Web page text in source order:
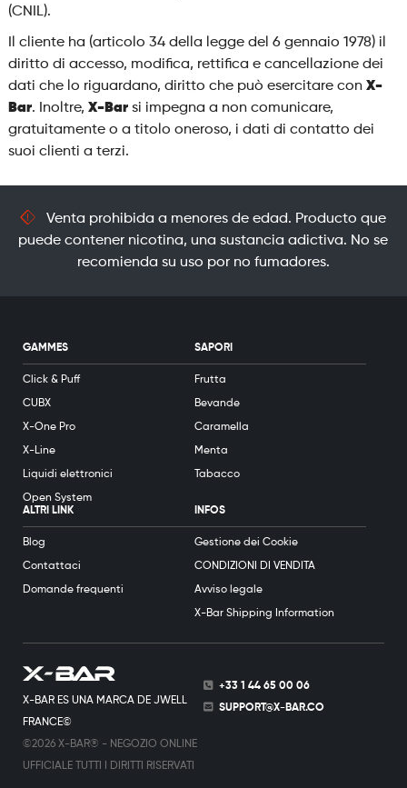
(CNIL).
Il cliente ha (articolo 34 della legge del 6 gennaio 1978) il
diritto di accesso, modifica, rettifica e cancellazione dei
dati che lo riguardano, diritto che può esercitare con X-
Bar. Inoltre, X-Barsi impegna a non comunicare,
gratuitamente o a titolo oneroso, i dati di contatto dei
suoi clienti a terzi.
Venta prohibida a menores de edad. Producto que
puede contener nicotina, una sustancia adictiva. No se
recomienda su uso por no fumadores.
X-BAR ES UNA MARCA DE JWELL
FRANCE©
©2026 X-BAR® - NEGOZIO ONLINE
UFFICIALE TUTTI I DIRITTI RISERVATI
+33 1 44 65 00 06
SUPPORT@X-BAR.CO
GAMMES
Click & Puff
CUBX
X-One Pro
X-Line
Liquidi elettronici
Open System
SAPORI
Frutta
Bevande
Caramella
Menta
Tabacco
ALTRI LINK
Blog
Contattaci
Domande frequenti
INFOS
Gestione dei Cookie
CONDIZIONI DI VENDITA
Avviso legale
X-Bar Shipping Information